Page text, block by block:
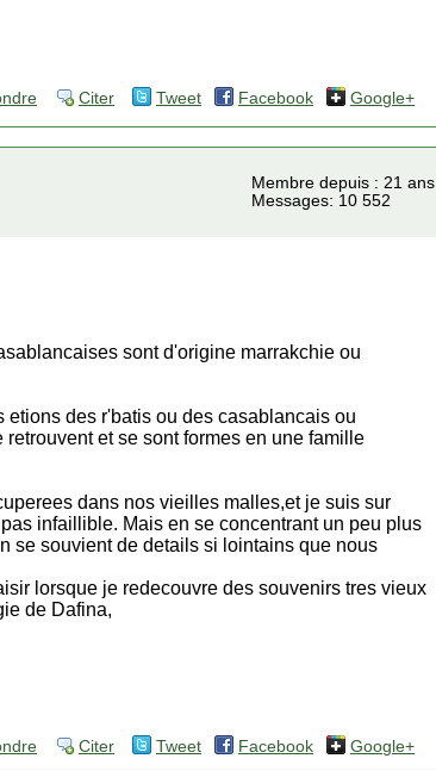
Citer Tweet Facebook Google+
Membre depuis : 21 ans
Messages: 10 552
sont d'origine marrakchie ou
des r'batis ou des casablancais ou
et se sont formes en une famille
dans nos vieilles malles,et je suis sur
infaillible. Mais en se concentrant un peu plus
se souvient de details si lointains que nous
lorsque je redecouvre des souvenirs tres vieux
de Dafina,
Citer Tweet Facebook Google+